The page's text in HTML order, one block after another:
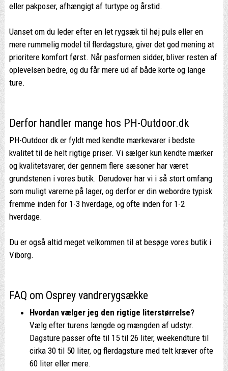
eller pakposer, afhængigt af turtype og årstid.
Uanset om du leder efter en let rygsæk til høj puls eller en
mere rummelig model til flerdagsture, giver det god mening at
prioritere komfort først. Når pasformen sidder, bliver resten af
oplevelsen bedre, og du får mere ud af både korte og lange
ture.
Derfor handler mange hos PH-Outdoor.dk
PH-Outdoor.dk er fyldt med kendte mærkevarer i bedste
kvalitet til de helt rigtige priser. Vi sælger kun kendte mærker
og kvalitetsvarer, der gennem flere sæsoner har været
grundstenen i vores butik. Derudover har vi i så stort omfang
som muligt varerne på lager, og derfor er din webordre typisk
fremme inden for 1-3 hverdage, og ofte inden for 1-2
hverdage.
Du er også altid meget velkommen til at besøge vores butik i
Viborg.
FAQ om Osprey vandrerygsække
Hvordan vælger jeg den rigtige literstørrelse?
Vælg efter turens længde og mængden af udstyr.
Dagsture passer ofte til 15 til 26 liter, weekendture til
cirka 30 til 50 liter, og flerdagsture med telt kræver ofte
60 liter eller mere.